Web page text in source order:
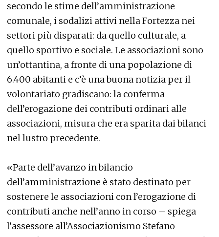
secondo le stime dell’amministrazione
comunale, i sodalizi attivi nella Fortezza nei
settori più disparati: da quello culturale, a
quello sportivo e sociale. Le associazioni sono
un’ottantina, a fronte di una popolazione di
6.400 abitanti e c’è una buona notizia per il
volontariato gradiscano: la conferma
dell’erogazione dei contributi ordinari alle
associazioni, misura che era sparita dai bilanci
nel lustro precedente.
«Parte dell’avanzo in bilancio
dell’amministrazione è stato destinato per
sostenere le associazioni con l’erogazione di
contributi anche nell’anno in corso – spiega
l’assessore all’Associazionismo Stefano